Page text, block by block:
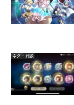
ネタ・雑談